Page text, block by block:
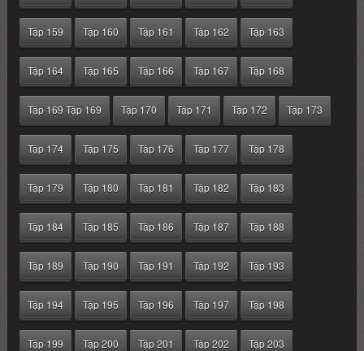
Tập 159 Tập 160 Tập 161 Tập 162 Tập 163
Tập 164 Tập 165 Tập 166 Tập 167 Tập 168
Tập 169 Tập 169 Tập 170 Tập 171 Tập 172 Tập 173
Tập 174 Tập 175 Tập 176 Tập 177 Tập 178
Tập 179 Tập 180 Tập 181 Tập 182 Tập 183
Tập 184 Tập 185 Tập 186 Tập 187 Tập 188
Tập 189 Tập 190 Tập 191 Tập 192 Tập 193
Tập 194 Tập 195 Tập 196 Tập 197 Tập 198
Tập 199 Tập 200 Tập 201 Tập 202 Tập 203